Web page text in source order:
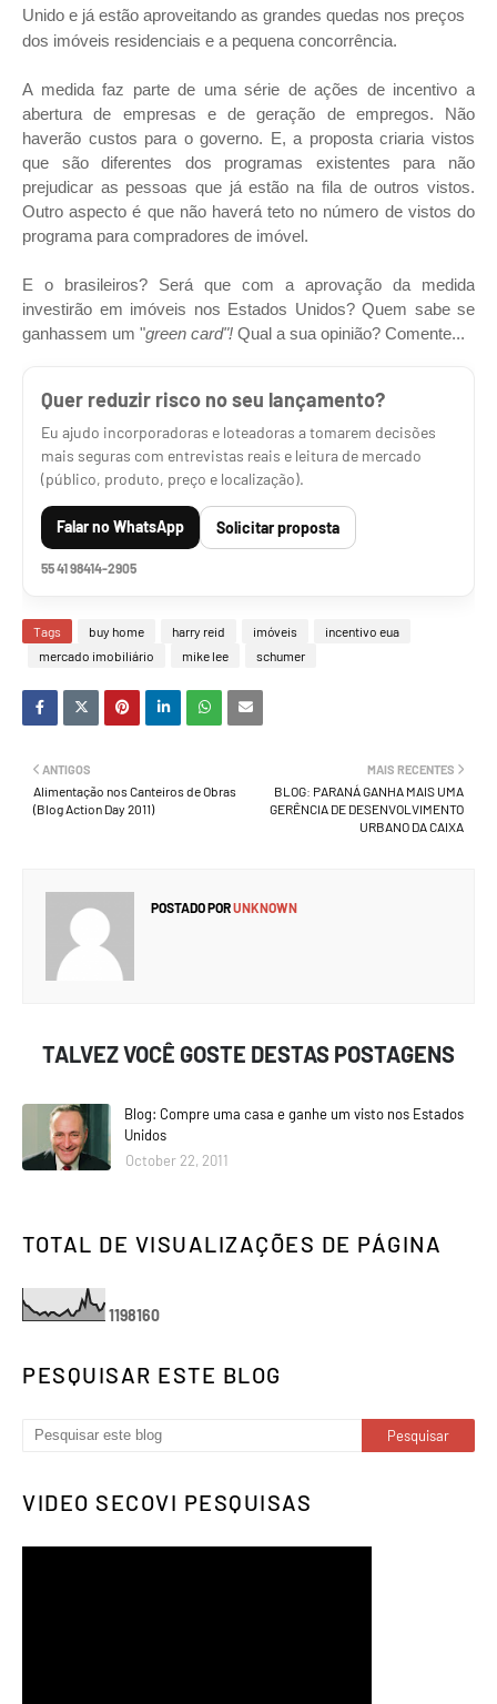
Unido e já estão aproveitando as grandes quedas nos preços
dos imóveis residenciais e a pequena concorrência.
A medida faz parte de uma série de ações de incentivo a
abertura de empresas e de geração de empregos. Não
haverão custos para o governo. E, a proposta criaria vistos
que são diferentes dos programas existentes para não
prejudicar as pessoas que já estão na fila de outros vistos.
Outro aspecto é que não haverá teto no número de vistos do
programa para compradores de imóvel.
E o brasileiros? Será que com a aprovação da medida
investirão em imóveis nos Estados Unidos? Quem sabe se
ganhassem um "green card"! Qual a sua opinião? Comente...
Quer reduzir risco no seu lançamento?
Eu ajudo incorporadoras e loteadoras a tomarem decisões
mais seguras com entrevistas reais e leitura de mercado
(público, produto, preço e localização).
Falar no WhatsApp Solicitar proposta
55 41 98414-2905
Tags buy home harry reid imóveis
incentivo eua
mercado imobiliário
mike lee schumer
MAIS RECENTES
BLOG: PARANÁ GANHA MAIS UMA
GERÊNCIA DE DESENVOLVIMENTO
URBANO DA CAIXA
ANTIGOS
Alimentação nos Canteiros de Obras
(Blog Action Day 2011)
POSTADO PORUNKNOWN
TALVEZ VOCÊ GOSTE DESTAS POSTAGENS
Blog: Compre uma casa e ganhe um visto nos Estados
Unidos
October 22, 2011
TOTAL DE VISUALIZAÇÕES DE PÁGINA
1198160
PESQUISAR ESTE BLOG
VIDEO SECOVI PESQUISAS